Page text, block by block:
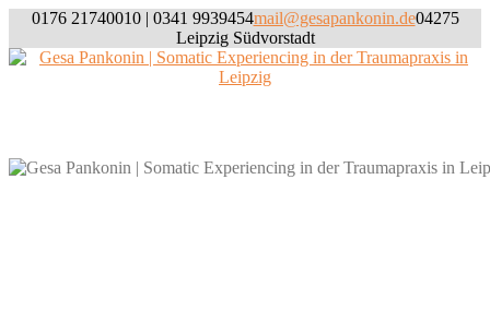
Skip
content
0176 21740010 | 0341 9939454mail@gesapankonin.de04275
Leipzig Südvorstadt